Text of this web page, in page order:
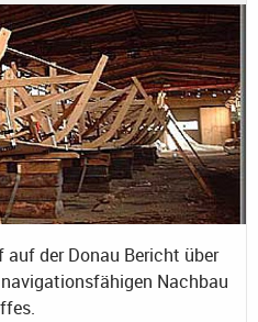
der Donau Bericht über
Nachbau